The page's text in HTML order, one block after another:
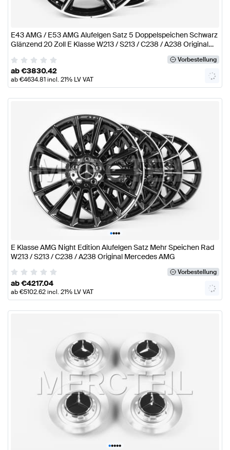
E43 AMG / E53 AMG Alufelgen Satz 5 Doppelspeichen Schwarz
Glänzend 20 Zoll E Klasse W213 / S213 / C238 / A238 Original
Vorbestellung
ab€3830.42
ab€4634.81incl. 21% LV VAT
••••
E Klasse AMG Night Edition Alufelgen Satz Mehr Speichen Rad
W213 / S213 / C238 / A238 Original Mercedes AMG
Vorbestellung
ab€4217.04
ab€5102.62incl. 21% LV VAT
•••••